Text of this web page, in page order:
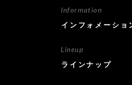
Information
インフォメーショ
Lineup
ラインナップ